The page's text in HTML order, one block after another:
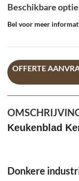
Beschikbare
Bel voor meer
OFFERTE
Keukenblad
Donkere